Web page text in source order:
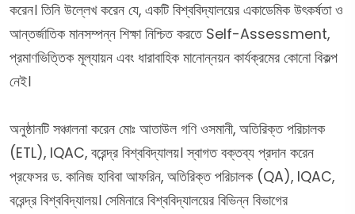
করেন। তিনি উল্লেখ করেন যে, একটি বিশ্ববিদ্যালয়ের একাডেমিক উৎকর্ষতা ও
আন্তর্জাতিক মানসম্পন্ন শিক্ষা নিশ্চিত করতে Self-Assessment,
প্রমাণভিত্তিক মূল্যায়ন এবং ধারাবাহিক মানোন্নয়ন কার্যক্রমের কোনো বিকল্প
নেই।
অনুষ্ঠানটি সঞ্চালনা করেন মোঃ আতাউল গণি ওসমানী, অতিরিক্ত পরিচালক
(ETL), IQAC, বরেন্দ্র বিশ্ববিদ্যালয়। স্বাগত বক্তব্য প্রদান করেন
প্রফেসর ড. কানিজ হাবিবা আফরিন, অতিরিক্ত পরিচালক (QA), IQAC,
বরেন্দ্র বিশ্ববিদ্যালয়। সেমিনারে বিশ্ববিদ্যালয়ের বিভিন্ন বিভাগের